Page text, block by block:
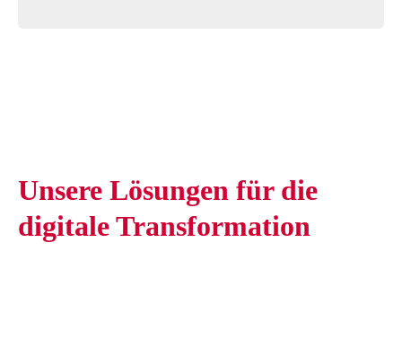
Unsere Lösungen für die
digitale Transformation